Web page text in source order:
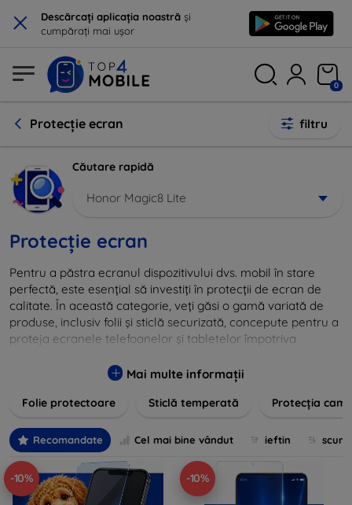
× Descărcați aplicația noastră și
cumpărați mai ușor
0
Protecție ecran filtru
Căutare rapidă
Honor Magic8 Lite
Protecție ecran
Pentru a păstra ecranul dispozitivului dvs. mobil în stare
perfectă, este esențial să investiți în protecții de ecran de
calitate. În această categorie, veți găsi o gamă variată de
produse, inclusiv folii și sticlă securizată, concepute pentru a
proteja ecranele telefoanelor și tabletelor împotriva
fabricate din materiale durabile și sunt ușor de aplicat,
Alegeți soluția care se potrivește cel mai bine nevoilor
dispozitivului. Asigurați-vă că investiția în tehnologie rămâne
intactă și arată ca nouă mult timp cu protecțiile de ecran din
oferta noastră.
Mai multe informații
Folie protectoare Sticlă temperată Protecția
Recomandate Cel mai bine vândut ieftin
-10% -10%